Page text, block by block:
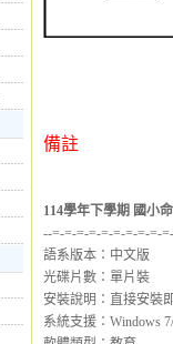
備註
114學年下學期 國小
--=-=-=-=-=-=-=-=-=-
語系版本：中文版
光碟片數：單片裝
安裝說明：直接安裝
系統支援：Windows